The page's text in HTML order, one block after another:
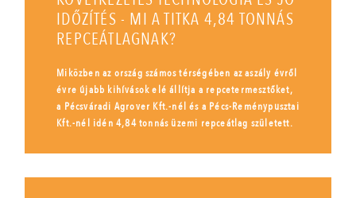
IDŐZÍTÉS - MI A TITKA 4,84 TONNÁS
REPCEÁTLAGNAK?
Miközben az ország számos térségében az aszály évről
évre újabb kihívások elé állítja a repcetermesztőket,
a Pécsváradi Agrover Kft.-nél és a Pécs-Reménypusztai
Kft.-nél idén 4,84 tonnás üzemi repceátlag született.